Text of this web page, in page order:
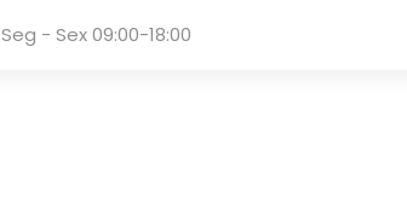
Seg - Sex 09:00-18:00